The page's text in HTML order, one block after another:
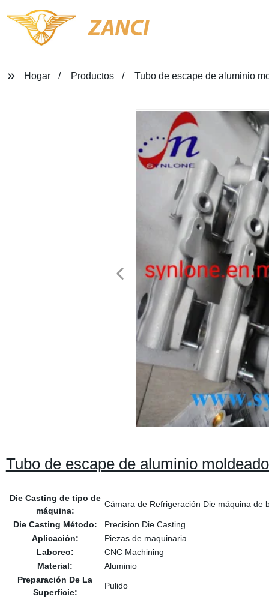
ZANCI
Hogar Productos Tubo de escape de aluminio
Tubo de escape de aluminio
Die Casting de tipo de
máquina:
Cámara de Refrigeración Die máquina de
Die Casting Método:
Precision Die Casting
Aplicación:
Piezas de maquinaria
Laboreo:
CNC Machining
Material:
Aluminio
Preparación De La
Superficie:
Pulido